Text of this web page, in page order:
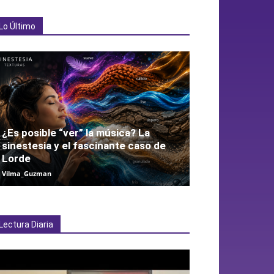
Lo Último
¿Es posible “ver” la música? La
sinestesia y el fascinante caso de
Lorde
Vilma_Guzman
Lectura Diaria